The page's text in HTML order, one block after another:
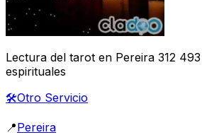
Lectura del tarot en Pereira 312
espirituales
🛠️Otro Servicio
📍Pereira